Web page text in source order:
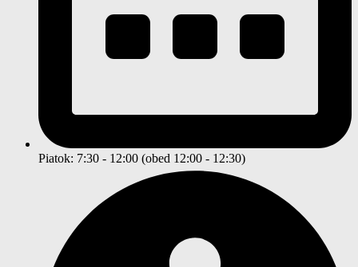
Piatok: 7:30 - 12:00 (obed 12:00 - 12:30)